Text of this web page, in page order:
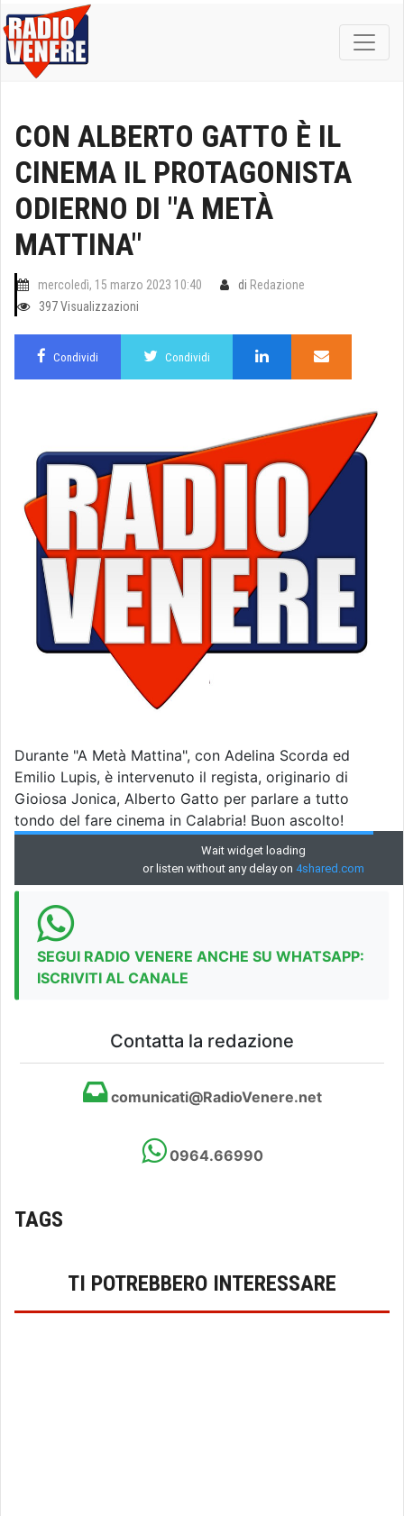
CON ALBERTO GATTO È IL
CINEMA IL PROTAGONISTA
ODIERNO DI "A METÀ
MATTINA"
mercoledì, 15 marzo 2023 10:40 di Redazione
397 Visualizzazioni
Condividi Condividi
Durante "A Metà Mattina", con Adelina Scorda ed
Emilio Lupis, è intervenuto il regista, originario di
Gioiosa Jonica, Alberto Gatto per parlare a tutto
tondo del fare cinema in Calabria! Buon ascolto!
SEGUI RADIO VENERE ANCHE SU WHATSAPP:
ISCRIVITI AL CANALE
Contatta la redazione
comunicati@RadioVenere.net
0964.66990
TAGS
TI POTREBBERO INTERESSARE